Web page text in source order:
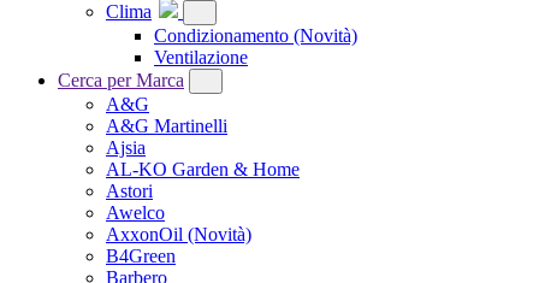
Clima
Condizionamento (Novità)
Ventilazione
Cerca per Marca
A&G
A&G Martinelli
Ajsia
AL-KO Garden & Home
Astori
Awelco
AxxonOil (Novità)
B4Green
Barbero